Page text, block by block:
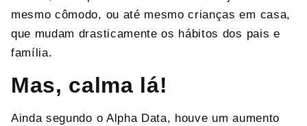
mesmo cômodo, ou até mesmo crianças em casa,
que mudam drasticamente os hábitos dos pais e
família.
Mas, calma lá!
Ainda segundo o Alpha Data, houve um aumento